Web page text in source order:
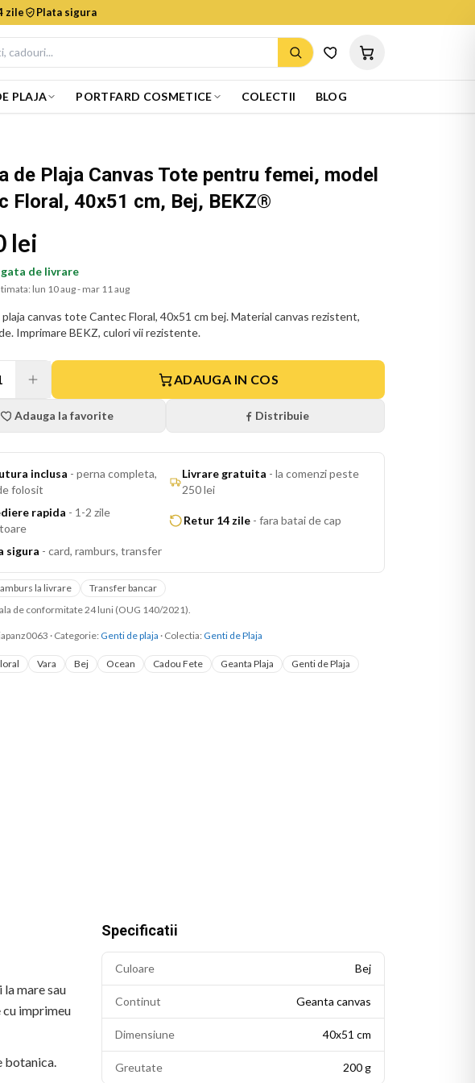
zile Plata sigura
PLAJA PORTFARD COSMETICE COLECTII BLOG
de Plaja Canvas Tote pentru femei, model
Floral, 40x51 cm, Bej, BEKZ®
lei
de livrare
lun 10 aug - mar 11 aug
canvas tote Cantec Floral, 40x51 cm bej. Material canvas rezistent,
Imprimare BEKZ, culori vii rezistente.
ADAUGA IN COS
Adauga la favorite Distribuie
inclusa -perna completa,
folosit
Livrare gratuita -la comenzi peste
250 lei
rapida - 1-2 zile
Retur 14 zile - fara batai de cap
sigura - card, ramburs, transfer
la livrare
Transfer bancar
de conformitate 24 luni (OUG 140/2021).
· Categorie: Genti de plaja · Colectia: Genti de Plaja
Vara Bej Ocean Cadou Fete Geanta Plaja
Genti de Plaja
mare sau
cu imprimeu
botanica.
Specificatii
Culoare Bej
Continut Geanta canvas
Dimensiune 40x51 cm
Greutate 200 g